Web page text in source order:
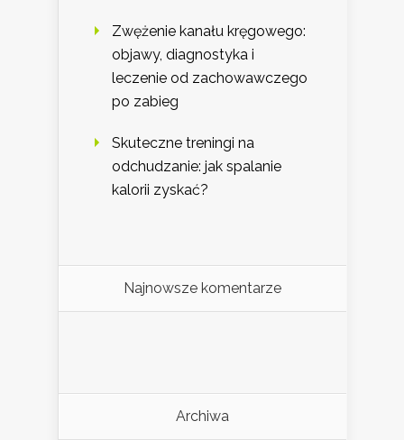
Zwężenie kanału kręgowego:
objawy, diagnostyka i
leczenie od zachowawczego
po zabieg
Skuteczne treningi na
odchudzanie: jak spalanie
kalorii zyskać?
Najnowsze komentarze
Archiwa